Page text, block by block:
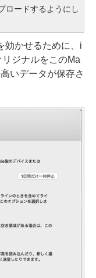
ロードするようにし
効かせるために、i
ジナルをこのMa
いデータが保存さ